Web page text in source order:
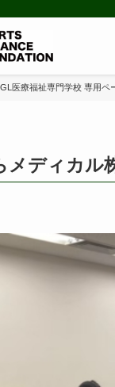
医療福祉専門学校 専用ペ
メディカル